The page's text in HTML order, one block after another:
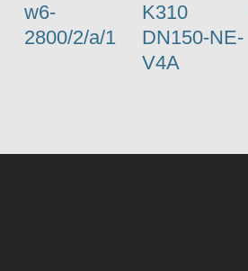
w6-
2800/2/a/1
K310
DN150-NE-
V4A